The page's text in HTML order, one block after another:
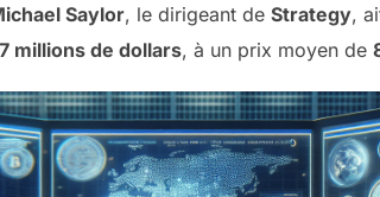
Saylor, le dirigeant de Strategy,
millions de dollars, à un prix moyen de